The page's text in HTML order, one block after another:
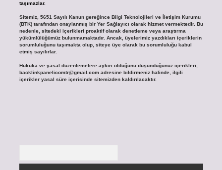
taşımazlar.
Sitemiz, 5651 Sayılı Kanun gereğince Bilgi Teknolojileri ve İletişim Kurumu
(BTK) tarafından onaylanmış bir Yer Sağlayıcı olarak hizmet vermektedir. Bu
nedenle, sitedeki içerikleri proaktif olarak denetleme veya araştırma
yükümlülüğümüz bulunmamaktadır. Ancak, üyelerimiz yazdıkları içeriklerin
sorumluluğunu taşımakta olup, siteye üye olarak bu sorumluluğu kabul
etmiş sayılırlar.
Hukuka ve yasal düzenlemelere aykırı olduğunu düşündüğünüz içerikleri,
backlinkpanelicomtr@gmail.comadresine bildirmeniz halinde, ilgili
içerikler yasal süre içerisinde sitemizden kaldırılacaktır.